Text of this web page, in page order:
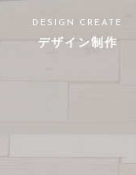
DESIGN CREATE
デザイン制作